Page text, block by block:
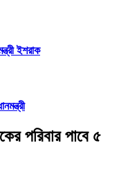
ইশরাক
পরিবার পাবে ৫